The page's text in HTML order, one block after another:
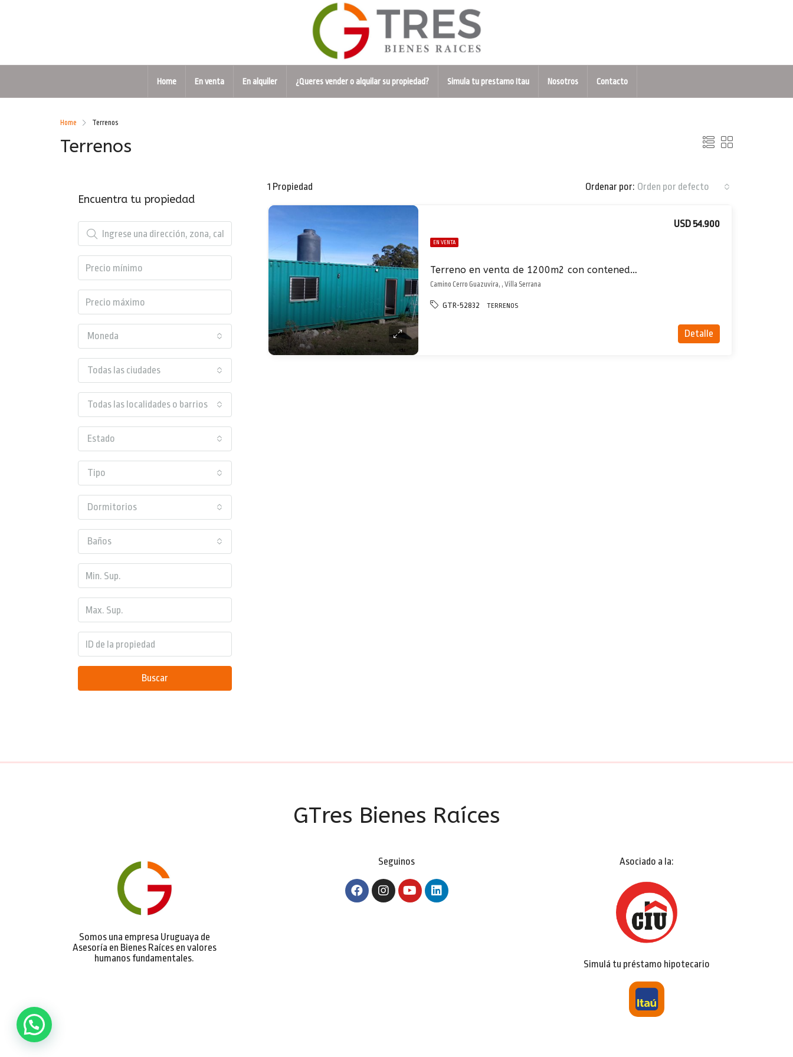
Home En venta En alquiler ¿Queres vender o alquilar su propiedad? Simula tu prestamo Itau Nosotros Contacto
Home Terrenos
Terrenos
1 Propiedad Ordenar por: Orden por defecto
EN VENTA
Terreno en venta de 1200m2 con contenedor ubicado en Villa Serrana
USD 54.900
Camino Cerro Guazuvira, , Villa Serrana
GTR-52832 TERRENOS
Detalle
Encuentra tu propiedad
Moneda
Todas las ciudades
Todas las localidades o barrios
Estado
Tipo
Dormitorios
Baños
Buscar
GTres Bienes Raíces
Somos una empresa Uruguaya de
Asesoría en Bienes Raíces en valores
humanos fundamentales.
Seguinos Asociado a la:
Simulá tu préstamo hipotecario